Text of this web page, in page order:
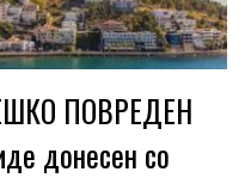
ПОВРЕДЕН
донесен со